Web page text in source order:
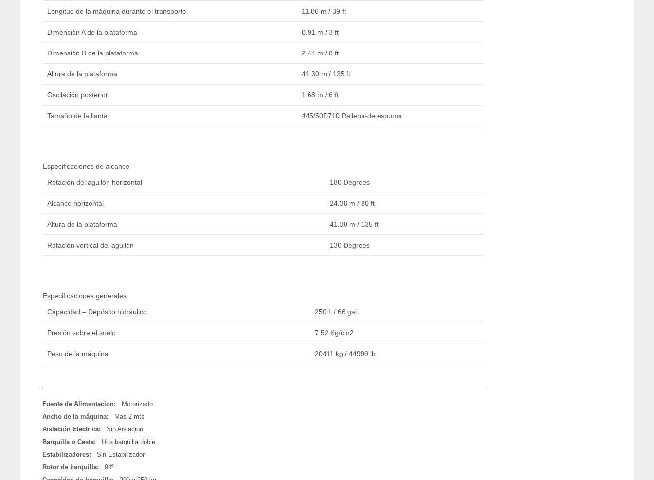
Longitud de la máquina durante el transporte. 11.86 m / 39 ft
Dimensión A de la plataforma 0.91 m / 3 ft
Dimensión B de la plataforma 2.44 m / 8 ft
Altura de la plataforma 41.30 m / 135 ft
Oscilación posterior 1.68 m / 6 ft
Tamaño de la llanta 445/50D710 Rellena-de espuma
Especificaciones de alcance
Rotación del aguilón horizontal 180 Degrees
Alcance horizontal 24.38 m / 80 ft
Altura de la plataforma 41.30 m / 135 ft
Rotación vertical del aguilón 130 Degrees
Especificaciones generales
Capacidad – Depósito hidráulico 250 L / 66 gal.
Presión sobre el suelo 7.52 Kg/cm2
Peso de la máquina 20411 kg / 44999 lb
Fuente de Alimentacion:
Motorizado
Ancho de la máquina:
Mas 2 mts
Aislación Electrica:
Sin Aislacion
Barquilla o Cesta:
Una barquilla doble
Estabilizadores:
Sin Estabilizador
Rotor de barquilla:
94º